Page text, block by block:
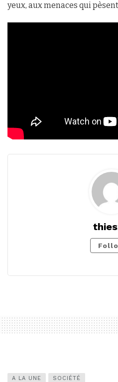
yeux, aux menaces qui
A LA UNE SOCIÉTÉ